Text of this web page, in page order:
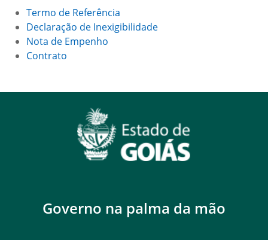
Termo de Referência
Declaração de Inexigibilidade
Nota de Empenho
Contrato
Governo na palma da mão